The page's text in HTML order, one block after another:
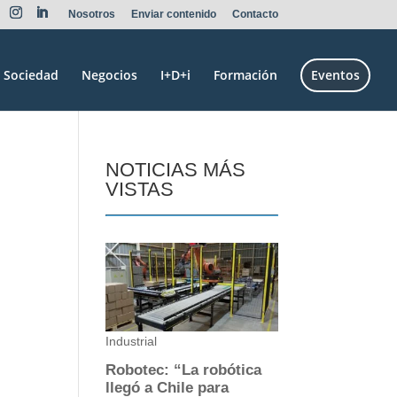
Nosotros Enviar contenido Contacto
Sociedad Negocios I+D+i Formación Eventos
NOTICIAS MÁS
VISTAS